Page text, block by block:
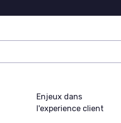
Enjeux dans
l'experience client